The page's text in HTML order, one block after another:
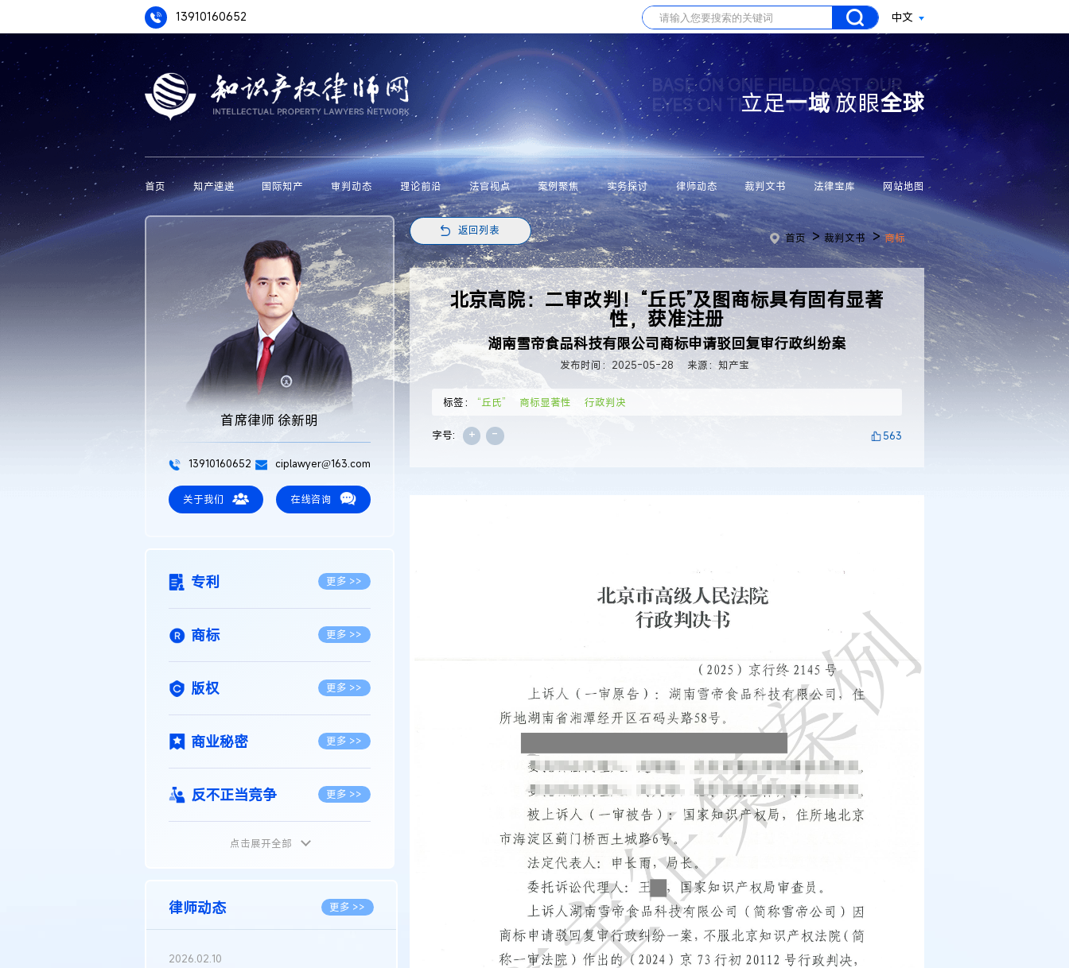
13910160652 中文
BASE ON ONE FIELD CAST OUR
EYES ON THE WHOLE WORLD
立足一域放眼全球
首页 知产速递 国际知产 审判动态 理论前沿 法官视点 案例聚焦 实务探讨 律师动态 裁判文书 法律宝库 网站地图
首席律师 徐新明
13910160652 ciplawyer@163.com
关于我们 在线咨询
专利 更多 >>
商标 更多 >>
版权 更多 >>
商业秘密 更多 >>
反不正当竞争 更多 >>
植物新品种
地理标志 更多 >>
集成电路布图设计
点击展开全部
律师动态 更多 >>
2026.05.11
2026.02.10
返回列表
首页 >裁判文书 >商标
北京高院：二审改判！“丘氏”及图商标具有固有显著
性，获准注册
湖南雪帝食品科技有限公司商标申请驳回复审行政纠纷案
发布时间：2025-05-28 来源：知产宝
标签： “丘氏” 商标显著性 行政判决
字号: + - 563